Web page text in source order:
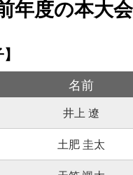
年度の本大
名前
井上 遼
土肥 圭太